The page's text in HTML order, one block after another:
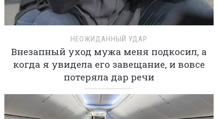
НЕОЖИДАННЫЙ УДАР
Внезапный уход мужа меня подкосил, а
когда я увидела его завещание, и вовсе
потеряла дар речи